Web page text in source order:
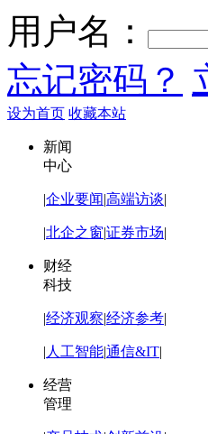
用户名：
忘记密码？
设为首页 收藏本站
新闻
中心
|企业要闻|高端访谈|
|北企之窗|证券市场|
财经
科技
|经济观察|经济参考|
| 人工智能|通信&IT|
经营
管理